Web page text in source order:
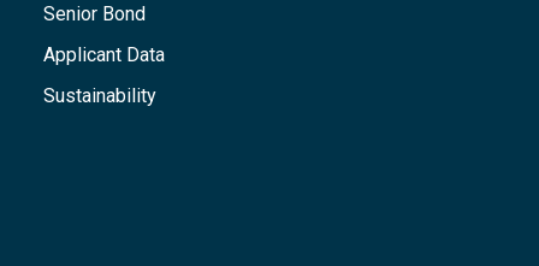
Senior Bond
Applicant Data
Sustainability